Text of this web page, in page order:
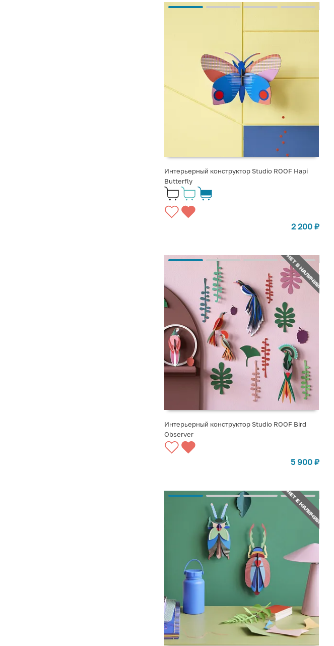
Интерьерный конструктор Studio ROOF Hapi
Butterfly
2 200 ₽
НЕТ В НАЛИЧИИ
СООБЩИТЬ О ПОСТУПЛЕНИИ
Интерьерный конструктор Studio ROOF Bird
Observer
5 900 ₽
НЕТ В НАЛИЧИИ